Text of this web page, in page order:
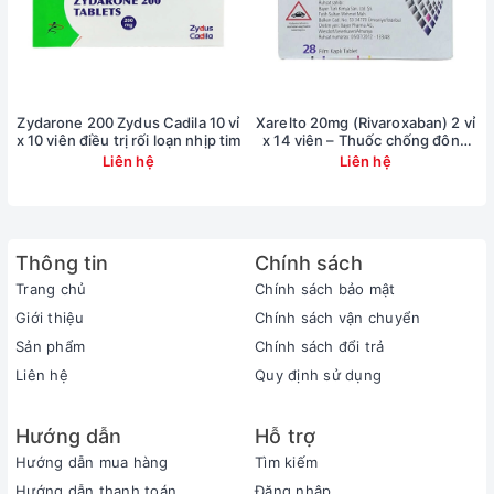
bệnh nhân cao tuổi, do đó phải dùng liều thấp khi
bắt đầu và tăng liều chậm hơn ở những bệnh nhân
Tính an toàn và hiệu quả của thuốc ở trẻ em chưa
được chứng minh.
Không sử dụng trong trường hợp sau (Chống
chỉ định)
Quá mẫn cảm đối với nitroglycerin hoặc bất kỳ hợp
chất nitrate hữu cơ nào khác.
Huyết áp thấp (huyết áp tâm thu dưới 90mmHg).
Sốc do tim (trừ khi áp lực cuối kỳ tâm trương ở
tâm thất trái được bảo đảm thích hợp nhờ bóng
Zydarone 200 Zydus Cadila 10 vỉ
x 10 viên điều trị rối loạn nhịp tim
Liên hệ
Xarelto 20mg (Rivaroxaban) 2 vỉ
x 14 viên – Thuốc chống đông
máu
Liên hệ
Thông tin
Trang chủ
Giới thiệu
Sản phẩm
Liên hệ
Chính sách
Chính sách bảo mật
Chính sách vận chuyển
Chính sách đổi trả
Quy định sử dụng
Hướng dẫn
Hướng dẫn mua hàng
Hỗ trợ
Tìm kiếm